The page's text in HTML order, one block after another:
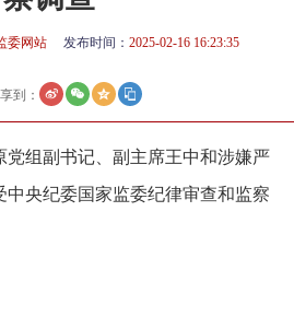
委网站 发布时间： 2025-02-16 16:23:35
到：
党组副书记、副主席王中和涉嫌严
央纪委国家监委纪律审查和监察